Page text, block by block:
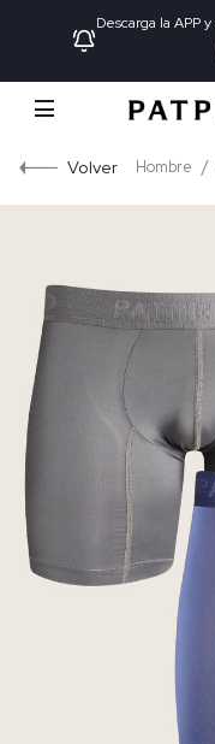
Descarga la APP
Volver Hombre